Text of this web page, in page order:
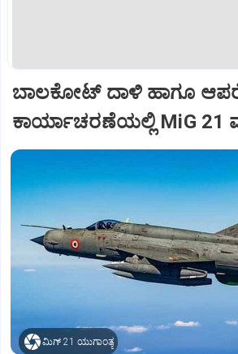
ಬಾಲಕೋಟ್‌ ದಾಳಿ ಹಾಗೂ
ಕಾರ್ಯಾಚರಣೆಯಲ್ಲಿ MiG 21
ಮಿಗ್‌ 21 ಯುಗಾಂತ್ಯ